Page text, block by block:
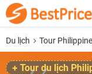
Du lịch Tour
+ Tour du lịch